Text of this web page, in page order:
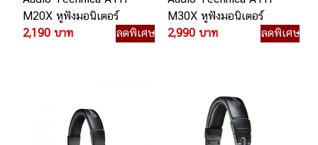
M20X หูฟังมอนิเตอร์
2,190 บาท
ลดพิเศษ
M30X หูฟังมอนิเตอร์
2,990 บาท
ลดพิเศษ